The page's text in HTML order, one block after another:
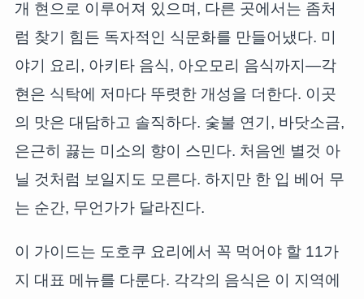
개 현으로 이루어져 있으며, 다른 곳에서는 좀처
럼 찾기 힘든 독자적인 식문화를 만들어냈다. 미
야기 요리, 아키타 음식, 아오모리 음식까지—각
현은 식탁에 저마다 뚜렷한 개성을 더한다. 이곳
의 맛은 대담하고 솔직하다. 숯불 연기, 바닷소금,
은근히 끓는 미소의 향이 스민다. 처음엔 별것 아
닐 것처럼 보일지도 모른다. 하지만 한 입 베어 무
는 순간, 무언가가 달라진다.
이 가이드는 도호쿠 요리에서 꼭 먹어야 할 11가
지 대표 메뉴를 다룬다. 각각의 음식은 이 지역에